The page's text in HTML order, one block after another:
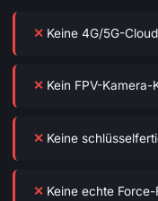
Keine 4G/5G-
Kein FPV-
Keine
Keine echte